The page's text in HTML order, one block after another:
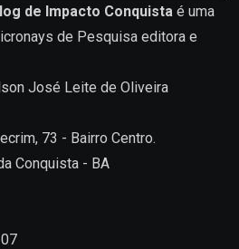
de Impacto Conquista é uma
de Pesquisa editora e
José Leite de Oliveira
73 - Bairro Centro.
Conquista - BA